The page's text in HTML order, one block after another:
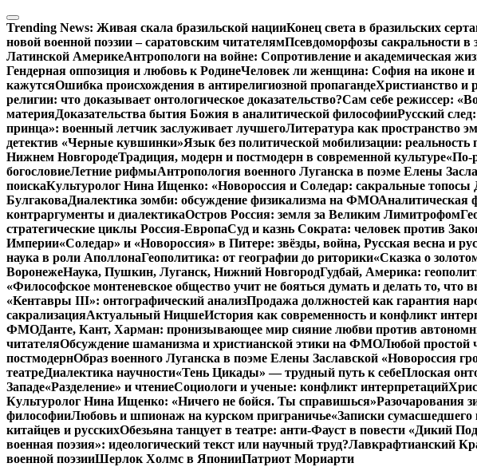
Перейти
к
содержимому
Trending News: Живая скала бразильской нацииКонец света в бразильских
новой военной поэзии – саратовским читателямПсевдоморфозы сакральности в
Латинской АмерикеАнтропологи на войне: Сопротивление и академическая
Гендерная оппозиция и любовь к РодинеЧеловек ли женщина: София на иконе и
кажутсяОшибка происхождения в антирелигиозной пропагандеХристианство и
религии: что доказывает онтологическое доказательство?Сам себе режиссер:
материяДоказательства бытия Божия в аналитической философииРусский
принца»: военный летчик заслуживает лучшегоЛитература как пространство
детектив «Черные кувшинки»Язык без политической мобилизации: реальность
Нижнем НовгородеТрадиция, модерн и постмодерн в современной культуре«По-
богословиеЛетние рифмыАнтропология военного Луганска в поэме Елены
поискаКультуролог Нина Ищенко: «Новороссия и Соледар: сакральные топосы
БулгаковаДиалектика зомби: обсуждение физикализма на ФМОАналитическая
контраргументы и диалектикаОстров Россия: земля за Великим Лимитрофом
стратегические циклы Россия-ЕвропаСуд и казнь Сократа: человек против
Империи«Соледар» и «Новороссия» в Питере: звёзды, война, Русская весна и
наука в роли АполлонаГеополитика: от географии до риторики«Сказка о
ВоронежеНаука, Пушкин, Луганск, Нижний НовгородГудбай, Америка:
«Философское монтеневское общество учит не бояться думать и делать то, что
«Кентавры III»: онтографический анализПродажа должностей как гарантия
сакрализацияАктуальный НицшеИстория как современность и конфликт
ФМОДанте, Кант, Харман: пронизывающее мир сияние любви против
читателяОбсуждение шаманизма и христианской этики на ФМОЛюбой простой
постмодернОбраз военного Луганска в поэме Елены Заславской «Новороссия
театреДиалектика научности«Тень Цикады» — трудный путь к себеПлоская
Западе«Разделение» и чтениеСоциологи и ученые: конфликт интерпретаций
Культуролог Нина Ищенко: «Ничего не бойся. Ты справишься»Разочарования
философииЛюбовь и шпионаж на курском приграничье«Записки
китайцев и русскихОбезьяна танцует в театре: анти-Фауст в повести «Дикий
военная поэзия»: идеологический текст или научный труд?Лавкрафтианский
военной поэзииШерлок Холмс в ЯпонииПатриот Мориарти